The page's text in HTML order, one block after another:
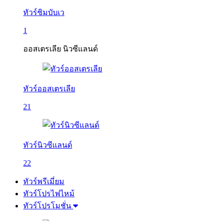
ทัวร์ซิมบับเว
1
ออสเตรเลีย นิวซีแลนด์
ทัวร์ออสเตรเลีย
21
ทัวร์นิวซีแลนด์
22
ทัวร์พรีเมี่ยม
ทัวร์โปรไฟไหม้
ทัวร์โปรโมชั่น